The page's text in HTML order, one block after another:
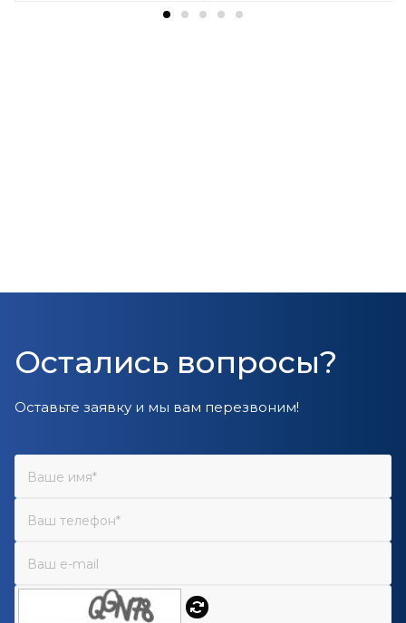
Остались вопросы?
Оставьте заявку и мы вам перезвоним!